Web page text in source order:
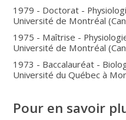
1979 - Doctorat -
Université de Montréal
1975 - Maîtrise -
Université de Montréal
1973 - Baccalauréat -
Université du Québec à
Pour en savoir